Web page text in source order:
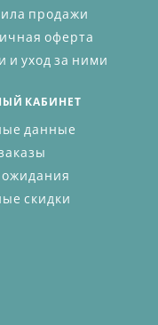
продажи
оферта
и уход за ними
КАБИНЕТ
данные
скидки